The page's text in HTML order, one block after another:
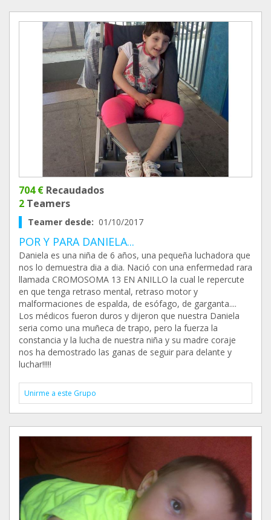
704 € Recaudados
2 Teamers
Teamer desde: 01/10/2017
POR Y PARA DANIELA...
Daniela es una niña de 6 años, una pequeña luchadora que
nos lo demuestra dia a dia. Nació con una enfermedad rara
llamada CROMOSOMA 13 EN ANILLO la cual le repercute
en que tenga retraso mental, retraso motor y
malformaciones de espalda, de esófago, de garganta....
Los médicos fueron duros y dijeron que nuestra Daniela
seria como una muñeca de trapo, pero la fuerza la
constancia y la lucha de nuestra niña y su madre coraje
nos ha demostrado las ganas de seguir para delante y
luchar!!!!!
Unirme a este Grupo